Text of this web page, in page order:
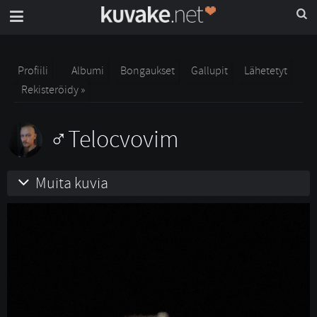
Profiili Albumi Bongaukset Gallupit
Lähetetyt
Rekisteröidy »
Telocvovim
Muita kuvia